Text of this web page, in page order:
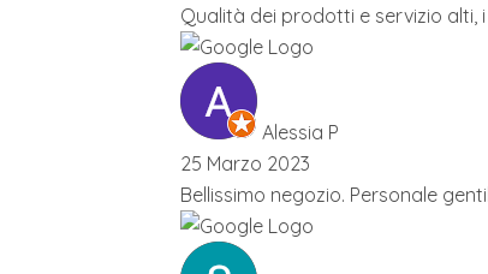
Qualità dei prodotti e servizio alti,
Alessia P
25 Marzo 2023
Bellissimo negozio. Personale